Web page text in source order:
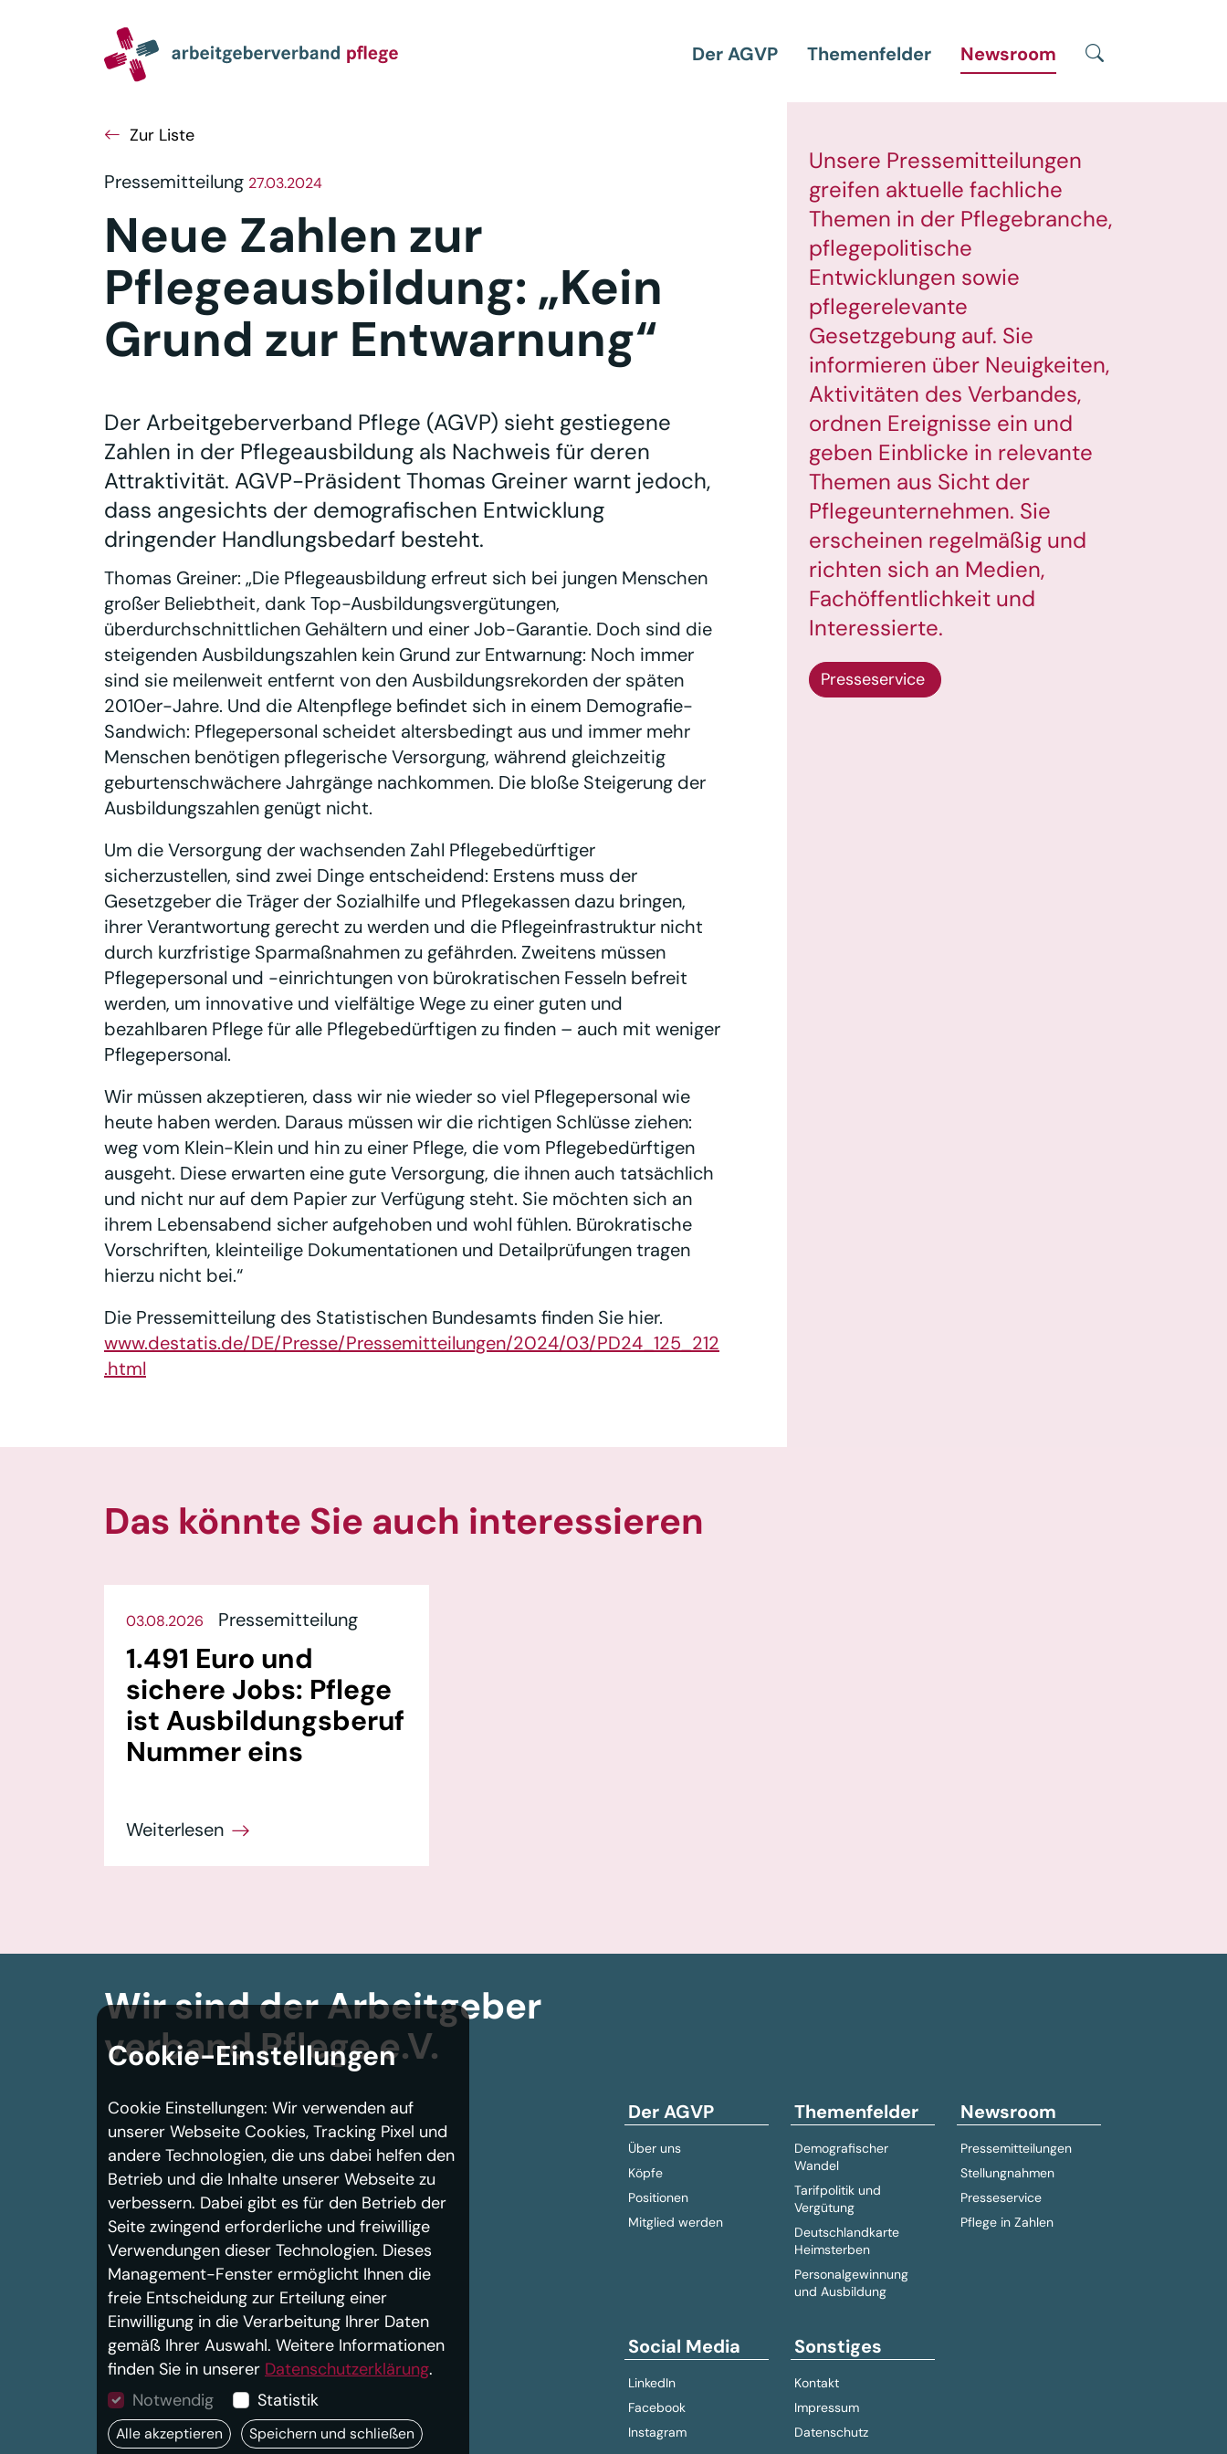
Der AGVP
Themenfelder Newsroom
Zur Liste
Pressemitteilung 27.03.2024
Neue Zahlen zur
Pflegeausbildung: „Kein
Grund zur Entwarnung“
Der Arbeitgeberverband Pflege (AGVP) sieht gestiegene
Zahlen in der Pflegeausbildung als Nachweis für deren
Attraktivität. AGVP-Präsident Thomas Greiner warnt jedoch,
dass angesichts der demografischen Entwicklung
dringender Handlungsbedarf besteht.
Thomas Greiner: „Die Pflegeausbildung erfreut sich bei jungen Menschen
großer Beliebtheit, dank Top-Ausbildungsvergütungen,
überdurchschnittlichen Gehältern und einer Job-Garantie. Doch sind die
steigenden Ausbildungszahlen kein Grund zur Entwarnung: Noch immer
sind sie meilenweit entfernt von den Ausbildungsrekorden der späten
2010er-Jahre. Und die Altenpflege befindet sich in einem Demografie-
Sandwich: Pflegepersonal scheidet altersbedingt aus und immer mehr
Menschen benötigen pflegerische Versorgung, während gleichzeitig
geburtenschwächere Jahrgänge nachkommen. Die bloße Steigerung der
Ausbildungszahlen genügt nicht.
Um die Versorgung der wachsenden Zahl Pflegebedürftiger
sicherzustellen, sind zwei Dinge entscheidend: Erstens muss der
Gesetzgeber die Träger der Sozialhilfe und Pflegekassen dazu bringen,
ihrer Verantwortung gerecht zu werden und die Pflegeinfrastruktur nicht
durch kurzfristige Sparmaßnahmen zu gefährden. Zweitens müssen
Pflegepersonal und -einrichtungen von bürokratischen Fesseln befreit
werden, um innovative und vielfältige Wege zu einer guten und
bezahlbaren Pflege für alle Pflegebedürftigen zu finden – auch mit weniger
Pflegepersonal.
Wir müssen akzeptieren, dass wir nie wieder so viel Pflegepersonal wie
heute haben werden. Daraus müssen wir die richtigen Schlüsse ziehen:
weg vom Klein-Klein und hin zu einer Pflege, die vom Pflegebedürftigen
ausgeht. Diese erwarten eine gute Versorgung, die ihnen auch tatsächlich
und nicht nur auf dem Papier zur Verfügung steht. Sie möchten sich an
ihrem Lebensabend sicher aufgehoben und wohl fühlen. Bürokratische
Vorschriften, kleinteilige Dokumentationen und Detailprüfungen tragen
hierzu nicht bei.“
Die Pressemitteilung des Statistischen Bundesamts finden Sie hier.
www.destatis.de/DE/Presse/Pressemitteilungen/2024/03/PD24_125_212
.html
Unsere Pressemitteilungen
greifen aktuelle fachliche
Themen in der Pflegebranche,
pflegepolitische
Entwicklungen sowie
pflegerelevante
Gesetzgebung auf. Sie
informieren über Neuigkeiten,
Aktivitäten des Verbandes,
ordnen Ereignisse ein und
geben Einblicke in relevante
Themen aus Sicht der
Pflegeunternehmen. Sie
erscheinen regelmäßig und
richten sich an Medien,
Fachöffentlichkeit und
Interessierte.
Presseservice
Das könnte Sie auch interessieren
03.08.2026 Pressemitteilung
1.491 Euro und
sichere Jobs: Pflege
ist Ausbildungsberuf
Nummer eins
Wir sind der Arbeitgeber­
verbandPflege e.V.
Der AGVP
Über uns
Köpfe
Positionen
Mitglied werden
Themenfelder
Demografischer
Wandel
Tarifpolitik und
Vergütung
Deutschlandkarte
Heimsterben
Personalgewinnung
und Ausbildung
Newsroom
Pressemitteilungen
Stellungnahmen
Presseservice
Pflege in Zahlen
Social Media
LinkedIn
Facebook
Instagram
Sonstiges
Kontakt
Impressum
Datenschutz
Cookie-Einstellungen
Cookie Einstellungen: Wir verwenden auf
unserer Webseite Cookies, Tracking Pixel und
andere Technologien, die uns dabei helfen den
Betrieb und die Inhalte unserer Webseite zu
verbessern. Dabei gibt es für den Betrieb der
Seite zwingend erforderliche und freiwillige
Verwendungen dieser Technologien. Dieses
Management-Fenster ermöglicht Ihnen die
freie Entscheidung zur Erteilung einer
Einwilligung in die Verarbeitung Ihrer Daten
gemäß Ihrer Auswahl. Weitere Informationen
finden Sie in unserer Datenschutzerklärung.
Notwendig
Statistik
Alle akzeptieren Speichern und schließen